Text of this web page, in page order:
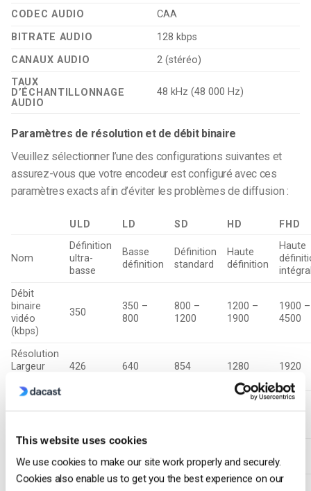
This website uses cookies
We use cookies to make our site work properly and securely.
Cookies also enable us to get you the best experience on our
CODEC AUDIO
CAA
BITRATE AUDIO
128 kbps
CANAUX AUDIO
2 (stéréo)
TAUX
D’ÉCHANTILLONNAGE
AUDIO
48 kHz (48 000 Hz)
Paramètres de résolution et de débit binaire
Veuillez sélectionner l’une des configurations suivantes et
assurez-vous que votre encodeur est configuré avec ces
paramètres exacts afin d’éviter les problèmes de diffusion :
ULD LD SD HD FHD
Nom
Définition
ultra-
basse
Basse
définition
Définition
standard
Haute
définition
Haute
Débit
binaire
vidéo
(kbps)
350
350 –
800
800 –
1200
1200 –
1900
1900 –
4500
Résolution
Largeur
426 640 854 1280 1920
Hauteur
240 360 480 720 1080
Profil
Principal Principal Haut Haut